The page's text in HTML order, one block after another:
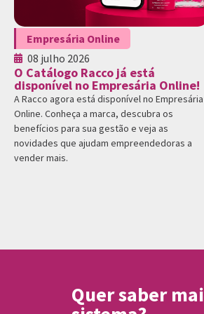
Empresária Online
08 julho 2026
O Catálogo Racco já está
disponível no Empresária Online!
A Racco agora está disponível no Empresária
Online. Conheça a marca, descubra os
benefícios para sua gestão e veja as
novidades que ajudam empreendedoras a
vender mais.
Quer saber